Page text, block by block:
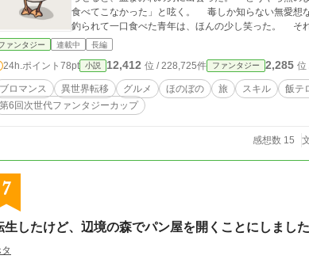
食べてこなかった」と呟く。 毒しか知らない無愛想な青年に、春翔が作ったのはチキン南蛮。 香ばしい匂いに
釣られて一口食べた青年は、ほんの少し笑った。 それが、異世界での“最初の一食”。 そして、キッチンカーで
生きるための“最初の一歩”だった。 現代のキッチンカーと異世界の文化が交わる、温かくて少し不思議な屋台
ァンタジー 連載中 長編
24h.ポイント 78pt 小説 12,412 位 / 228,725件 ファンタジー 2,285 位
ブロマンス 異世界転移 グルメ ほのぼの 旅 スキル 飯テ
第6回次世代ファンタジーカップ
感想数 15
7
生したけど、辺境の森でパン屋を開くことにしました